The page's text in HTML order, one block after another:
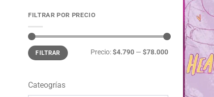
FILTRAR POR PRECIO
Precio
mínimo
Precio
máximo
FILTRAR Precio:$4.790 — $78.000
Cateogrías